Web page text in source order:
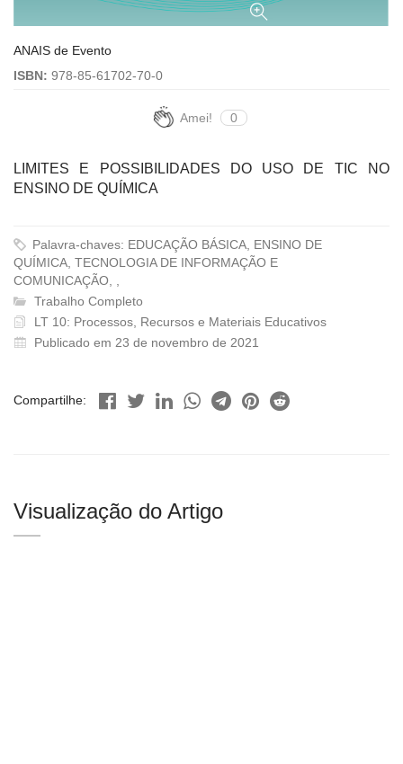
ANAIS de Evento
ISBN: 978-85-61702-70-0
Amei! 0
LIMITES E POSSIBILIDADES DO USO DE TIC NO
ENSINO DE QUÍMICA
Palavra-chaves: EDUCAÇÃO BÁSICA, ENSINO DE
QUÍMICA, TECNOLOGIA DE INFORMAÇÃO E
COMUNICAÇÃO, ,
Trabalho Completo
LT 10: Processos, Recursos e Materiais Educativos
Publicado em 23 de novembro de 2021
Compartilhe:
Visualização do Artigo